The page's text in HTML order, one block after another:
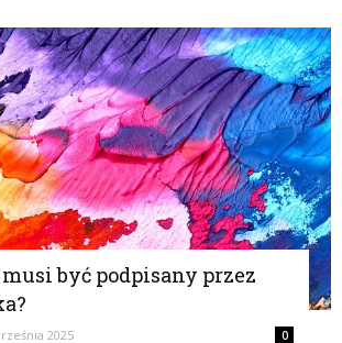
być podpisany przez
2025 0